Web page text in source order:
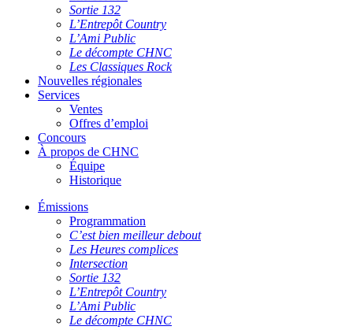
Sortie 132
L’Entrepôt Country
L’Ami Public
Le décompte CHNC
Les Classiques Rock
Nouvelles régionales
Services
Ventes
Offres d’emploi
Concours
À propos de CHNC
Équipe
Historique
Émissions
Programmation
C’est bien meilleur debout
Les Heures complices
Intersection
Sortie 132
L’Entrepôt Country
L’Ami Public
Le décompte CHNC